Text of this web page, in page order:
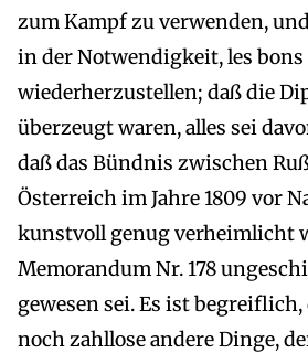
zum Kampf zu verwenden,
in der Notwendigkeit, les
wiederherzustellen; daß die
überzeugt waren, alles sei
daß das Bündnis zwischen
Österreich im Jahre 1809 vor
kunstvoll genug verheimlicht
Memorandum Nr. 178
gewesen sei. Es ist begreiflich,
noch zahllose andere Dinge,